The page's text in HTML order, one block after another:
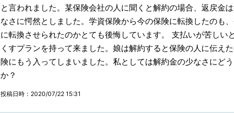
と言われました。某保険会社の人に聞くと解約の場合、返戻金
なさに愕然としました。学資保険から今の保険に転換したのも
に転換させられたのかとても後悔しています。 支払いが苦し
くすプランを持って来ました。娘は解約すると保険の人に伝え
険にもう入ってしまいました。私としては解約金の少なさにど
か？
投稿日時：2020/07/22 15:31